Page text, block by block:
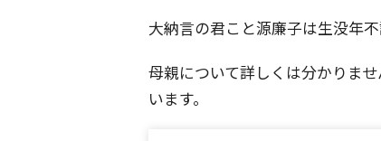
大納言の君こと源廉子は生没年
母親について詳しくは分かりま
います。